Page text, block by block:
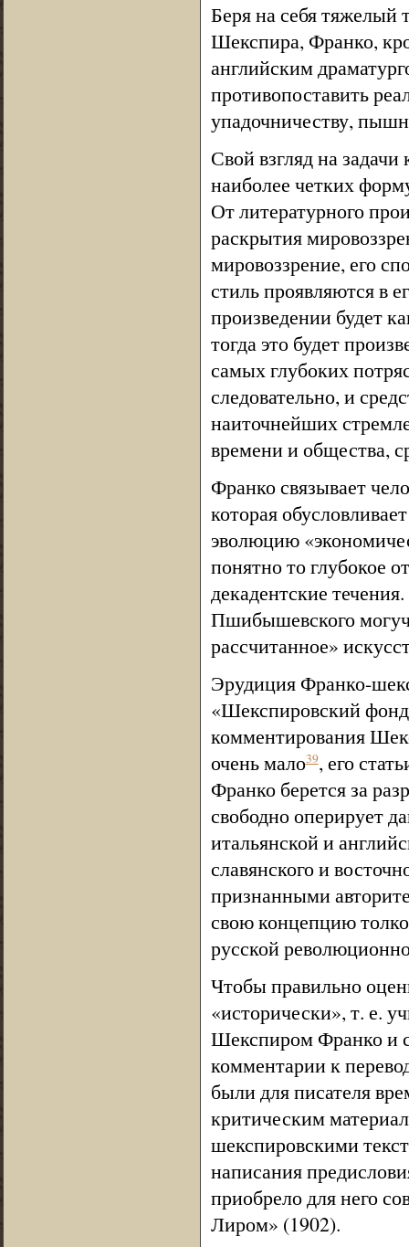
Беря на себя тяжелый
Шекспира, Франко,
английским
противопоставить
упадочничеству,
Свой взгляд на
наиболее четких
От литературного
раскрытия
мировоззрение, его
стиль проявляются в
произведении будет
тогда это будет
самых глубоких
следовательно, и
наиточнейших
времени и общества,
Франко связывает
которая
эволюцию
понятно то глубокое
декадентские
Пшибышевского
рассчитанное»
Эрудиция Франко-
«Шекспировский
комментирования
очень мало39, его
Франко берется за
свободно оперирует
итальянской и
славянского и
признанными
свою концепцию
русской
Чтобы правильно
«исторически», т. е.
Шекспиром Франко и
комментарии к
были для писателя
критическим
шекспировскими
написания
приобрело для него
Лиром» (1902).